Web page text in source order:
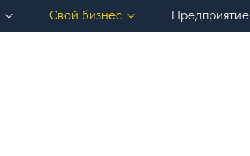
Свой бизнес Предприятие